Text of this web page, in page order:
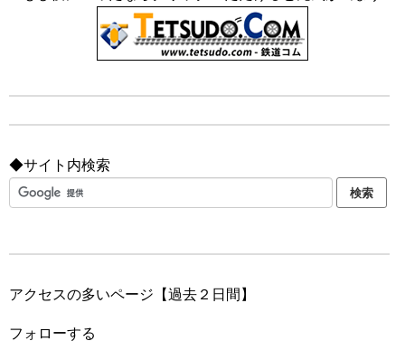
◆サイト内検索
アクセスの多いページ【過去２日間】
フォローする